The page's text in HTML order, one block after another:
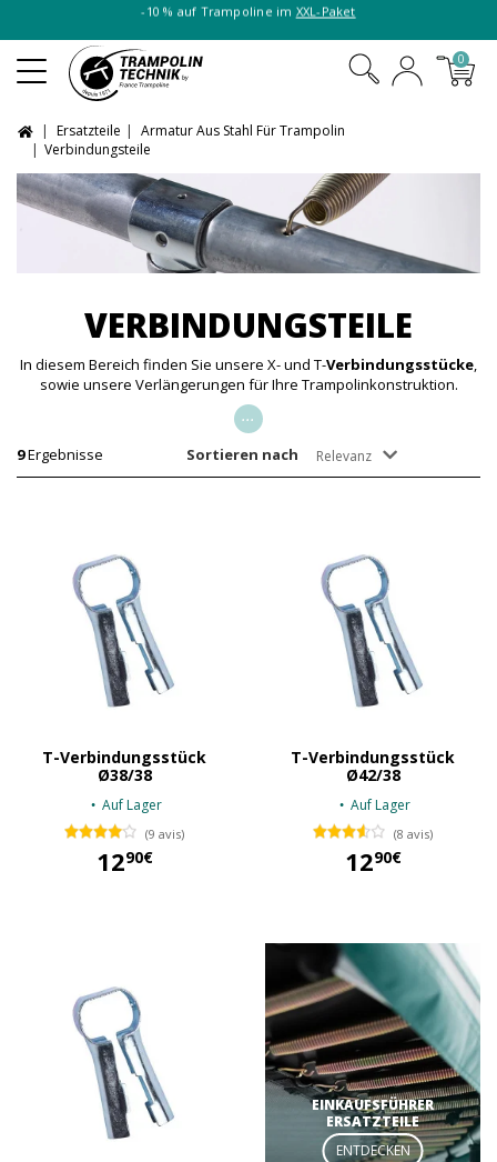
-10 % auf Trampoline imXXL-Paket
0
Ersatzteile
Armatur Aus Stahl Für Trampolin
Verbindungsteile
VERBINDUNGSTEILE
In diesem Bereich finden Sie unsere X- und T-Verbindungsstücke,
sowie unsere Verlängerungen für Ihre Trampolinkonstruktion.
...
9Ergebnisse Sortieren nach Relevanz
T-Verbindungsstück
Ø38/38
Auf Lager
(9 avis)
1290€
T-Verbindungsstück
Ø42/38
Auf Lager
(8 avis)
1290€
EINKAUFSFÜHRER
ERSATZTEILE
ENTDECKEN